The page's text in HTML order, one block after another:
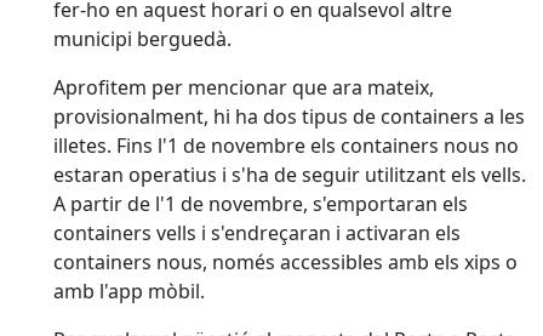
fer-ho en aquest horari o en qualsevol altre
municipi berguedà.
Aprofitem per mencionar que ara mateix,
provisionalment, hi ha dos tipus de containers a les
illetes. Fins l'1 de novembre els containers nous no
estaran operatius i s'ha de seguir utilitzant els vells.
A partir de l'1 de novembre, s'emportaran els
containers vells i s'endreçaran i activaran els
containers nous, només accessibles amb els xips o
amb l'app mòbil.